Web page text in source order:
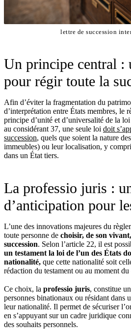
lettre de succession
Un principe central :
pour régir toute la
Afin d’éviter la fragmentation du
d’interprétation entre États membres, le
principe d’unité et d’universalité de la
au considérant 37, une seule loi doit
succession, quels que soient la nature
immeubles) ou leur localisation, y
dans un État tiers.
La professio juris :
d’anticipation pour
L’une des innovations majeures du
toute personne de choisir, de son
succession. Selon l’article 22, il est
un testament la loi de l’un des États
nationalité, que cette nationalité soit
rédaction du testament ou au moment du
Ce choix, la professio juris, constitue
personnes binationaux ou résidant dans
leur nationalité. Il permet de sécuriser
en s’appuyant sur un cadre juridique
des souhaits personnels.